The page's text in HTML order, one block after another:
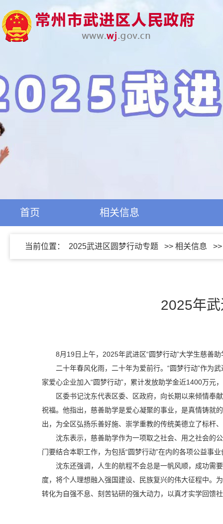
首页 相关信息
当前位置： 2025武进区圆梦行动专题 >> 相关信息
2025年武
8月19日上午，2025年武进区“圆梦行动”大学生慈善
二十年春风化雨，二十年为爱前行。“圆梦行动”作为
家爱心企业加入“圆梦行动”，累计发放助学金近1400万元
区委书记沈东代表区委、区政府，向长期以来倾情奉
祝福。他指出，慈善助学是爱心凝聚的事业，是真情铸就
出，为全区弘扬乐善好施、崇学重教的传统美德立了标杆
沈东表示，慈善助学作为一项取之社会、用之社会的
门要结合本职工作，为包括“圆梦行动”在内的各项公益事
沈东还强调，人生的航程不会总是一帆风顺，成功需
度，将个人理想融入强国建设、民族复兴的伟大征程中。
转化为自强不息、刻苦钻研的强大动力，以真才实学回馈